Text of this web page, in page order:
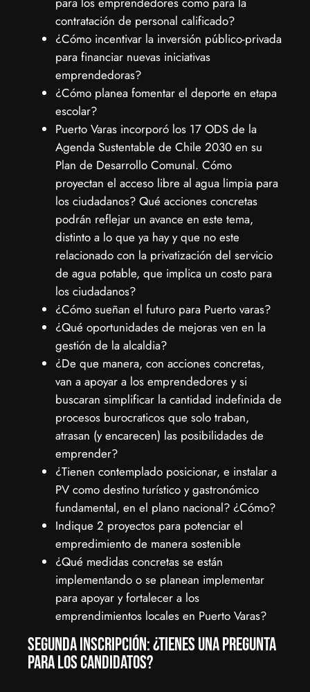
contratación de personal calificado?
¿Cómo incentivar la inversión público-privada
para financiar nuevas iniciativas
emprendedoras?
¿Cómo planea fomentar el deporte en etapa
escolar?
Puerto Varas incorporó los 17 ODS de la
Agenda Sustentable de Chile 2030 en su
Plan de Desarrollo Comunal. Cómo
proyectan el acceso libre al agua limpia para
los ciudadanos? Qué acciones concretas
podrán reflejar un avance en este tema,
distinto a lo que ya hay y que no este
relacionado con la privatización del servicio
de agua potable, que implica un costo para
los ciudadanos?
¿Cómo sueñan el futuro para Puerto varas?
¿Qué oportunidades de mejoras ven en la
gestión de la alcaldia?
¿De que manera, con acciones concretas,
van a apoyar a los emprendedores y si
buscaran simplificar la cantidad indefinida de
procesos burocraticos que solo traban,
atrasan (y encarecen) las posibilidades de
emprender?
¿Tienen contemplado posicionar, e instalar a
PV como destino turístico y gastronómico
fundamental, en el plano nacional? ¿Cómo?
Indique 2 proyectos para potenciar el
empredimiento de manera sostenible
¿Qué medidas concretas se están
implementando o se planean implementar
para apoyar y fortalecer a los
emprendimientos locales en Puerto Varas?
Segunda inscripción: ¿Tienes una pregunta
para los candidatos?